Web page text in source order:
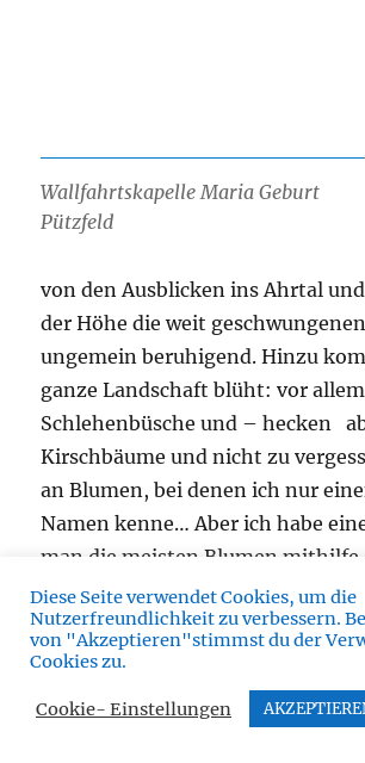
Wallfahrtskapelle Maria Geburt
Pützfeld
von den Ausblicken ins Ahrtal
der Höhe die weit
ungemein beruhigend. Hinzu
ganze Landschaft blüht: vor allem
Schlehenbüsche und – hecken
Kirschbäume und nicht zu
an Blumen, bei denen ich nur
Namen kenne… Aber ich habe
man die meisten Blumen mithilfe
finden kann – absolut genial (
Nur- wenn ich die App zu
schaffe ich den Weg heute
mir das Abschalten schon etwas
Stille und die Bewegung sind
Diese Seite verwendet Cookies, um die
Nutzerfreundlichkeit zu verbessern.
von "Akzeptieren"stimmst du der
Cookies zu.
Cookie- Einstellungen